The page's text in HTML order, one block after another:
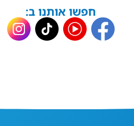
חפשו אותנו ב: